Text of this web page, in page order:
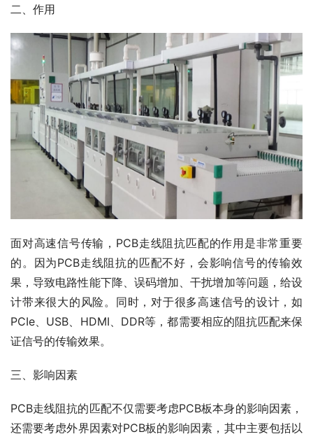
二、作用
面对高速信号传输，PCB走线阻抗匹配的作用是非常重要
的。因为PCB走线阻抗的匹配不好，会影响信号的传输效
果，导致电路性能下降、误码增加、干扰增加等问题，给设
计带来很大的风险。同时，对于很多高速信号的设计，如
PCIe、USB、HDMI、DDR等，都需要相应的阻抗匹配来保
证信号的传输效果。
三、影响因素
PCB走线阻抗的匹配不仅需要考虑PCB板本身的影响因素，
还需要考虑外界因素对PCB板的影响因素，其中主要包括以